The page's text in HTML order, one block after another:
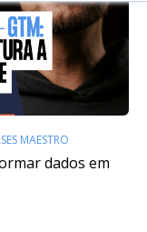
MAESTRO
dados em